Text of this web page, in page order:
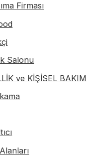
Firması
Salonu
ve KİŞİSEL BAKIM